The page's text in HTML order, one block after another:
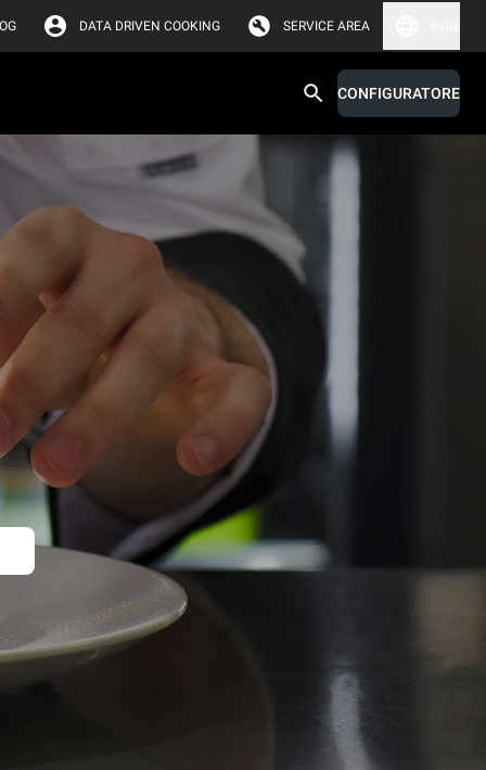
DATA DRIVEN COOKING SERVICE AREA
CONFIGURATORE